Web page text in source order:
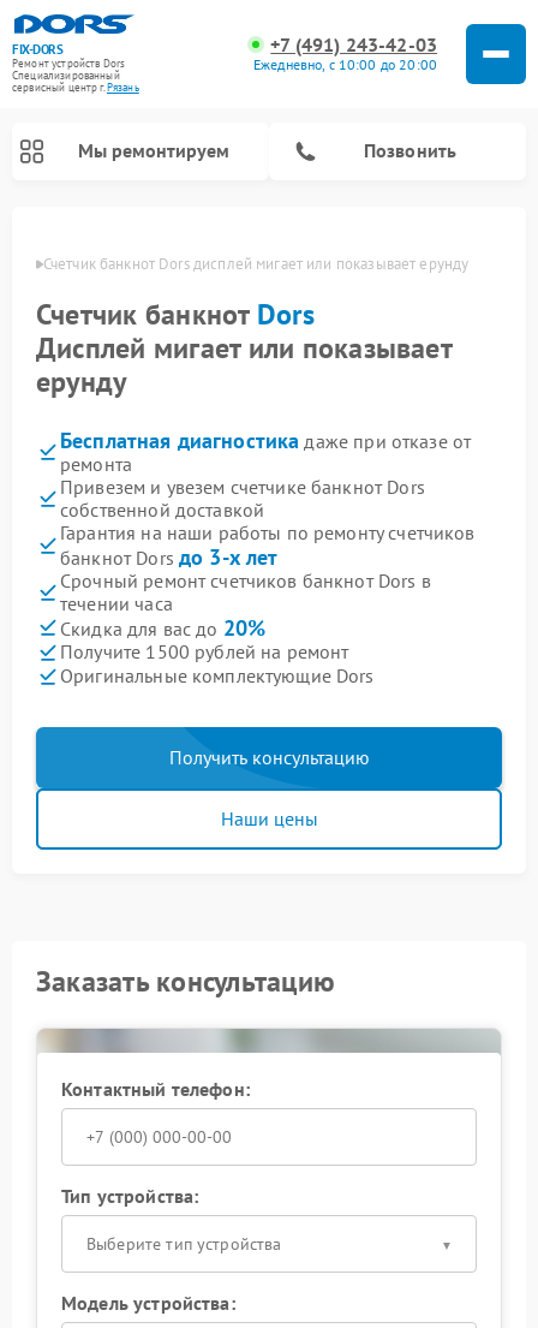
FIX-DORS
Ремонт устройств Dors
Специализированный
cервисный центр г.Рязань
+7 (491) 243-42-03
Ежедневно, с 10:00 до 20:00
Мы ремонтируем Позвонить
Счетчик банкнот Dors дисплей мигает или показывает ерунду
Счетчик банкнот Dors
Дисплей мигает или показывает
ерунду
Бесплатная диагностика даже при отказе от
ремонта
Привезем и увезем счетчике банкнот Dors
собственной доставкой
Гарантия на наши работы по ремонту счетчиков
банкнот Dors до 3-х лет
Срочный ремонт счетчиков банкнот Dors в
течении часа
Скидка для вас до 20%
Получите 1500 рублей на ремонт
Оригинальные комплектующие Dors
Получить консультацию
Наши цены
Заказать консультацию
Контактный телефон:
Тип устройства:
Выберите тип устройства
Модель устройства: